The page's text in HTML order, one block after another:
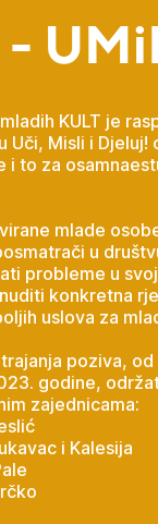
KULT je
Uči, Misli i Djeluj!
i to za
mlade
u
probleme u
konkretna
uslova za
poziva, od
godine,
zajednicama:
i Kalesija